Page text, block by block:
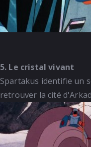
5. Le cristal vivant
Spartakus identifie un
retrouver la cité